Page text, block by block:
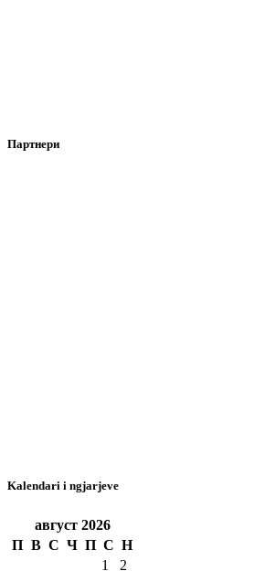
Партнери
Kalendari i ngjarjeve
август 2026
П В С Ч П С Н
1
2